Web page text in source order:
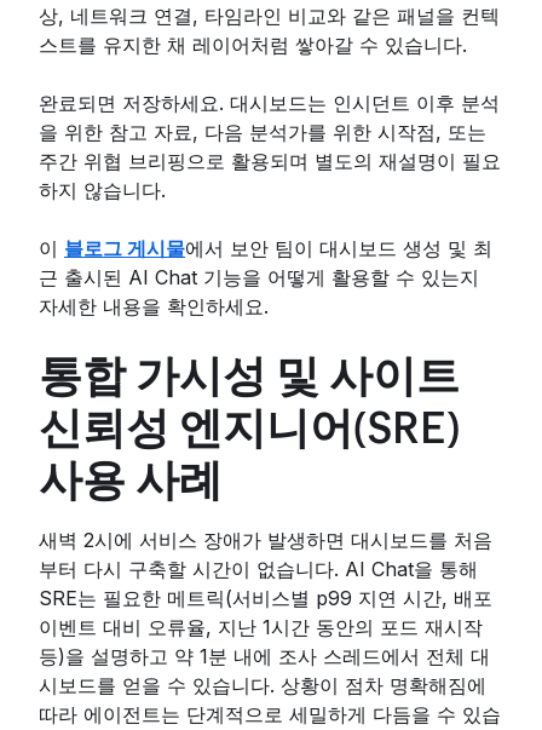
상, 네트워크 연결, 타임라인 비교와 같은 패널을 컨텍
스트를 유지한 채 레이어처럼 쌓아갈 수 있습니다.
완료되면 저장하세요. 대시보드는 인시던트 이후 분석
을 위한 참고 자료, 다음 분석가를 위한 시작점, 또는
주간 위협 브리핑으로 활용되며 별도의 재설명이 필요
하지 않습니다.
이 블로그 게시물에서 보안 팀이 대시보드 생성 및 최
근 출시된 AI Chat 기능을 어떻게 활용할 수 있는지
자세한 내용을 확인하세요.
통합 가시성 및 사이트
신뢰성 엔지니어(SRE)
사용 사례
새벽 2시에 서비스 장애가 발생하면 대시보드를 처음
부터 다시 구축할 시간이 없습니다. AI Chat을 통해
SRE는 필요한 메트릭(서비스별 p99 지연 시간, 배포
이벤트 대비 오류율, 지난 1시간 동안의 포드 재시작
등)을 설명하고 약 1분 내에 조사 스레드에서 전체 대
시보드를 얻을 수 있습니다. 상황이 점차 명확해짐에
따라 에이전트는 단계적으로 세밀하게 다듬을 수 있습